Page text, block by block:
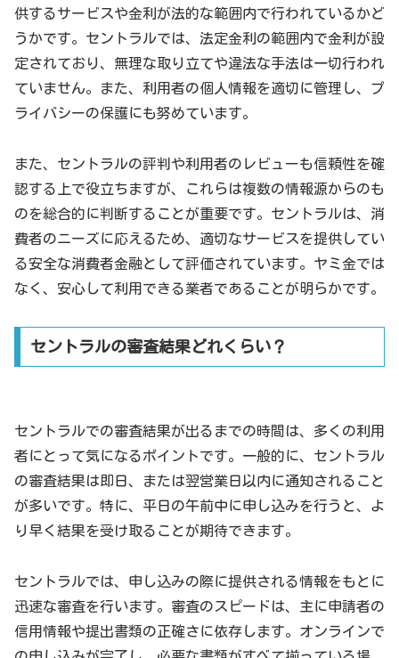
供するサービスや金利が法的な範囲内で行われているかど
うかです。セントラルでは、法定金利の範囲内で金利が設
定されており、無理な取り立てや違法な手法は一切行われ
ていません。また、利用者の個人情報を適切に管理し、プ
ライバシーの保護にも努めています。
また、セントラルの評判や利用者のレビューも信頼性を確
認する上で役立ちますが、これらは複数の情報源からのも
のを総合的に判断することが重要です。セントラルは、消
費者のニーズに応えるため、適切なサービスを提供してい
る安全な消費者金融として評価されています。ヤミ金では
なく、安心して利用できる業者であることが明らかです。
セントラルの審査結果どれくらい？
セントラルでの審査結果が出るまでの時間は、多くの利用
者にとって気になるポイントです。一般的に、セントラル
の審査結果は即日、または翌営業日以内に通知されること
が多いです。特に、平日の午前中に申し込みを行うと、よ
り早く結果を受け取ることが期待できます。
セントラルでは、申し込みの際に提供される情報をもとに
迅速な審査を行います。審査のスピードは、主に申請者の
信用情報や提出書類の正確さに依存します。オンラインで